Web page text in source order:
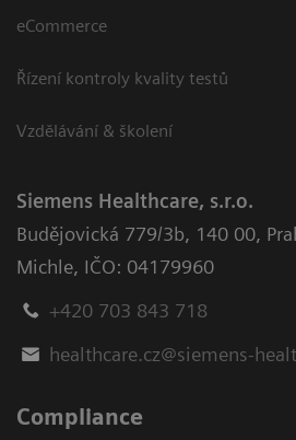
eCommerce
Řízení kontroly kvality testů
Vzdělávání & školení
Siemens Healthcare, s.r.o.
Budějovická 779/3b, 140 00,
Michle, IČO: 04179960
+420 703 843 718
healthcare.cz@siemens-
Compliance